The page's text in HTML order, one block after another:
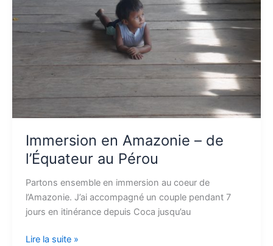
Immersion en Amazonie – de
l’Équateur au Pérou
Partons ensemble en immersion au coeur de
l’Amazonie. J’ai accompagné un couple pendant 7
jours en itinérance depuis Coca jusqu’au
au
Lire la suite »